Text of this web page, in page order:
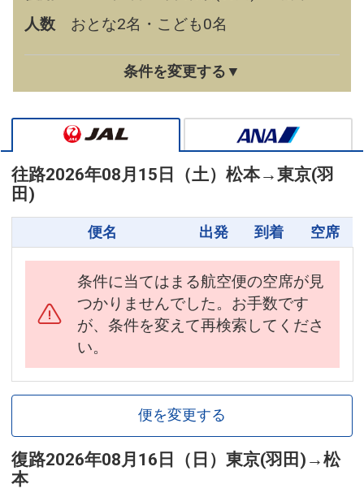
人数
おとな2名・こども0名
条件を変更する▼
往路2026年08月15日（土） 松本→東京(羽
田)
便名 出発 到着 空席
条件に当てはまる航空便の空席が見
つかりませんでした。お手数です
が、条件を変えて再検索してくださ
い。
便を変更する
復路2026年08月16日（日） 東京(羽田) →松
本